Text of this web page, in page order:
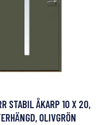
STABIL ÅKARP 10 X 20,
OLIVGRÖN